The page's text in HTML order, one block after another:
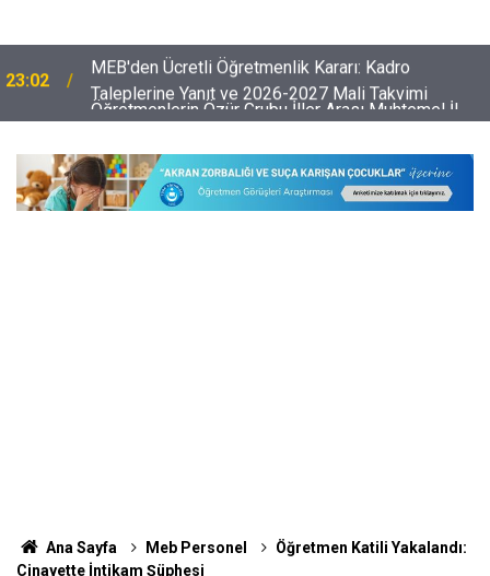
22:32
Öğretmenlerin Özür Grubu İller Arası Muhtemel İl
Emri Atama Tarihleri
Ana Sayfa Meb Personel
Öğretmen Katili Yakalandı:
Cinayette İntikam Şüphesi